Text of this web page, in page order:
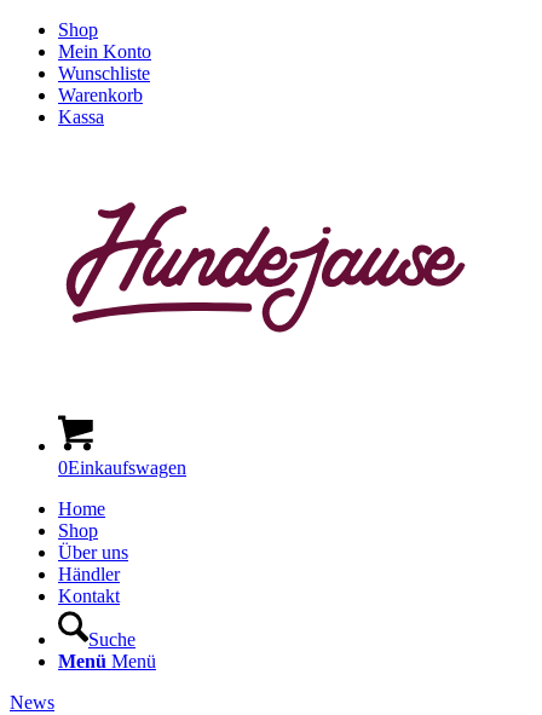
Shop
Mein Konto
Wunschliste
Warenkorb
Kassa
0Einkaufswagen
Home
Shop
Über uns
Händler
Kontakt
Suche
Menü Menü
News